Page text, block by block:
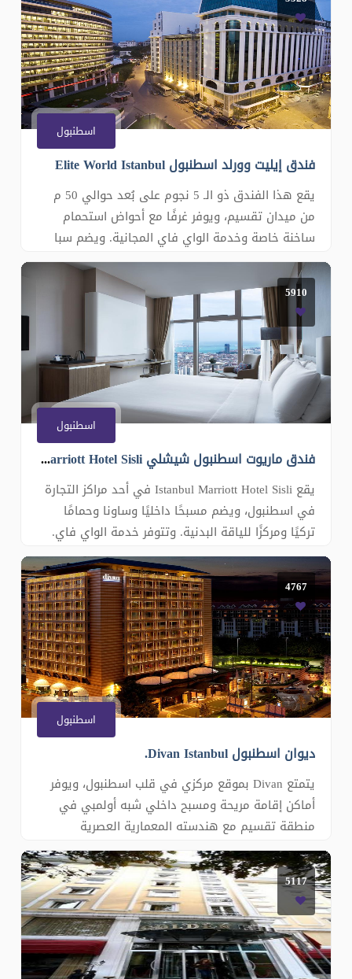
على مدار الساعة وخدمة الواي فاي المجانية. يمكنك
الاسترخاء في صالة الشيشة
اسطنبول
فندق إيليت وورلد اسطنبول Elite World Istanbul
يقع هذا الفندق ذو الـ 5 نجوم على بُعد حوالي 50 م
من ميدان تقسيم، ويوفر غرفًا مع أحواض استحمام
ساخنة خاصة وخدمة الواي فاي المجانية. ويضم سبا
كامل الخدمات وخيارات واسعة لتناول الطعام بما في
ذلك مطعمين ومقهى وبار. تتميز الغرف في فندق
Elite World Istanbul بالنكهة الكلاسيكية الجديدة. كما
تحتوي على حمامات رخام
5910
اسطنبول
فندق ماريوت اسطنبول شيشلي Istanbul Marriott Hotel Sisli
يقع Istanbul Marriott Hotel Sisli في أحد مراكز التجارة
في اسطنبول، ويضم مسبحًا داخليًا وساونا وحمامًا
تركيًا ومركزًا للياقة البدنية. وتتوفر خدمة الواي فاي.
تحتوي الغرف المكيفة في Istanbul Marriott Hotel Sisli
على ميني بار ومرافق كي الملابس وخزنة ومكتب
وتلفزيون بشاشة مسطحة 42 بوصة مع قنوات فضائية
وقنوات الدفع مقابل كل عرض. وتشت�
4767
اسطنبول
ديوان اسطنبول Divan Istanbul.
يتمتع Divan بموقع مركزي في قلب اسطنبول، ويوفر
أماكن إقامة مريحة ومسبح داخلي شبه أولمبي في
منطقة تقسيم مع هندسته المعمارية العصرية
وديكوره المصمم. ويتميز هذا الفندق الفاخر بحمام
تركي في الموقع. يمكنك الاسترخاء بعد يوم حافل في
مركز سبا واسع بمساحة 1800 متر مربع في Divan
Istanbul. تتميز الغرف الفسيحة في Divan Ista
5117